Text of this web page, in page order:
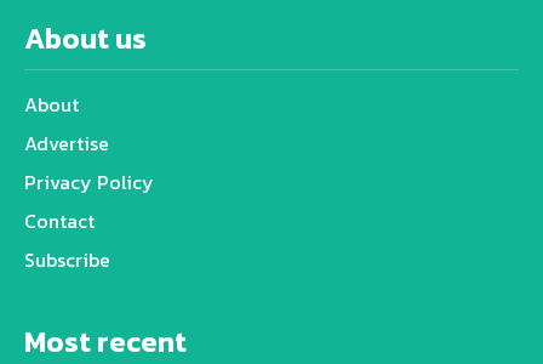
About us
About
Advertise
Privacy Policy
Contact
Subscribe
Most recent